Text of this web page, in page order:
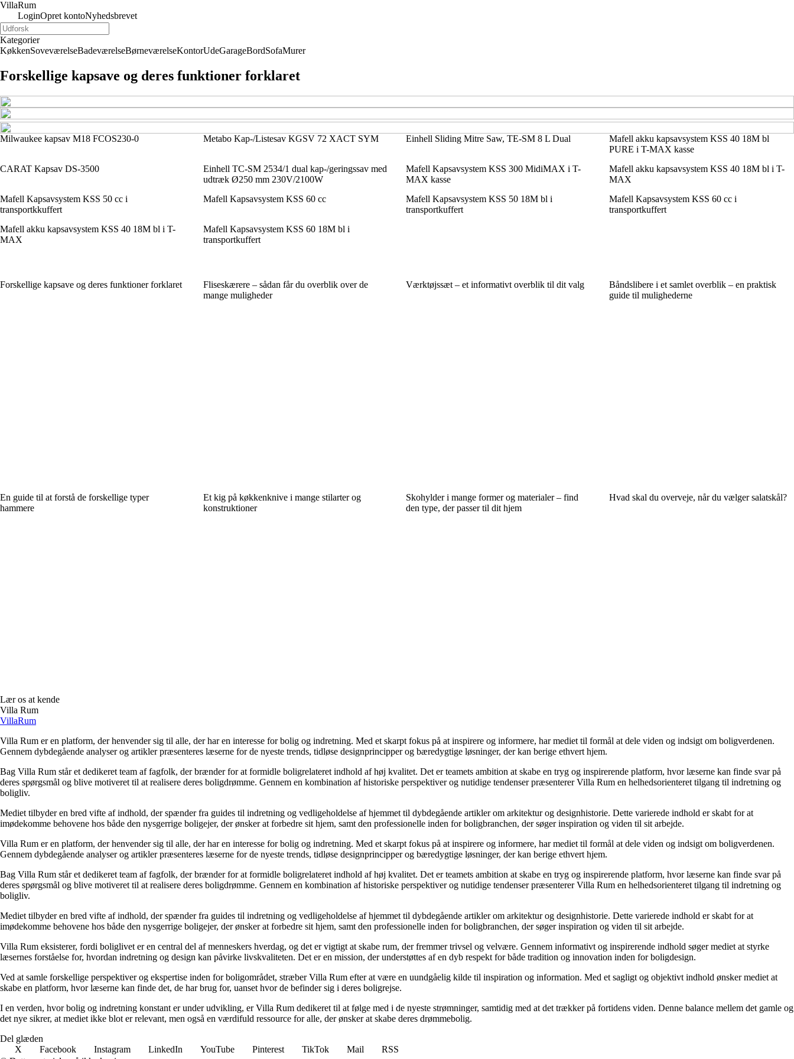
VillaRum
LoginOpret kontoNyhedsbrevet
Kategorier
KøkkenSoveværelseBadeværelseBørneværelseKontorUdeGarageBordSofaMurer
Forskellige kapsave og deres funktioner forklaret
Milwaukee kapsav M18 FCOS230-0 Metabo Kap-/Listesav KGSV 72 XACT SYM Einhell Sliding Mitre Saw, TE-SM 8 L Dual
Mafell akku kapsavsystem KSS 40 18M bl
PURE i T-MAX kasse
CARAT Kapsav DS-3500
Einhell TC-SM 2534/1 dual kap-/geringssav med
udtræk Ø250 mm 230V/2100W
Mafell Kapsavsystem KSS 300 MidiMAX i T-
MAX kasse
Mafell akku kapsavsystem KSS 40 18M bl i T-
MAX
Mafell Kapsavsystem KSS 50 cc i
transportkkuffert
Mafell Kapsavsystem KSS 60 cc
Mafell Kapsavsystem KSS 50 18M bl i
transportkuffert
Mafell Kapsavsystem KSS 60 cc i
transportkuffert
Mafell akku kapsavsystem KSS 40 18M bl i T-
MAX
Mafell Kapsavsystem KSS 60 18M bl i
transportkuffert
Forskellige kapsave og deres funktioner forklaret
Fliseskærere – sådan får du overblik over de
mange muligheder
Værktøjssæt – et informativt overblik til dit valg
Båndslibere i et samlet overblik – en praktisk
guide til mulighederne
En guide til at forstå de forskellige typer
hammere
Et kig på køkkenknive i mange stilarter og
konstruktioner
Skohylder i mange former og materialer – find
den type, der passer til dit hjem
Hvad skal du overveje, når du vælger salatskål?
Lær os at kende
Villa Rum
VillaRum
Villa Rum er en platform, der henvender sig til alle, der har en interesse for bolig og indretning. Med et skarpt fokus på at inspirere og informere, har mediet til formål at dele viden og indsigt om boligverdenen.
Gennem dybdegående analyser og artikler præsenteres læserne for de nyeste trends, tidløse designprincipper og bæredygtige løsninger, der kan berige ethvert hjem.
Bag Villa Rum står et dedikeret team af fagfolk, der brænder for at formidle boligrelateret indhold af høj kvalitet. Det er teamets ambition at skabe en tryg og inspirerende platform, hvor læserne kan finde svar på
deres spørgsmål og blive motiveret til at realisere deres boligdrømme. Gennem en kombination af historiske perspektiver og nutidige tendenser præsenterer Villa Rum en helhedsorienteret tilgang til indretning og
boligliv.
Mediet tilbyder en bred vifte af indhold, der spænder fra guides til indretning og vedligeholdelse af hjemmet til dybdegående artikler om arkitektur og designhistorie. Dette varierede indhold er skabt for at
imødekomme behovene hos både den nysgerrige boligejer, der ønsker at forbedre sit hjem, samt den professionelle inden for boligbranchen, der søger inspiration og viden til sit arbejde.
Villa Rum er en platform, der henvender sig til alle, der har en interesse for bolig og indretning. Med et skarpt fokus på at inspirere og informere, har mediet til formål at dele viden og indsigt om boligverdenen.
Gennem dybdegående analyser og artikler præsenteres læserne for de nyeste trends, tidløse designprincipper og bæredygtige løsninger, der kan berige ethvert hjem.
Bag Villa Rum står et dedikeret team af fagfolk, der brænder for at formidle boligrelateret indhold af høj kvalitet. Det er teamets ambition at skabe en tryg og inspirerende platform, hvor læserne kan finde svar på
deres spørgsmål og blive motiveret til at realisere deres boligdrømme. Gennem en kombination af historiske perspektiver og nutidige tendenser præsenterer Villa Rum en helhedsorienteret tilgang til indretning og
boligliv.
Mediet tilbyder en bred vifte af indhold, der spænder fra guides til indretning og vedligeholdelse af hjemmet til dybdegående artikler om arkitektur og designhistorie. Dette varierede indhold er skabt for at
imødekomme behovene hos både den nysgerrige boligejer, der ønsker at forbedre sit hjem, samt den professionelle inden for boligbranchen, der søger inspiration og viden til sit arbejde.
Villa Rum eksisterer, fordi boliglivet er en central del af menneskers hverdag, og det er vigtigt at skabe rum, der fremmer trivsel og velvære. Gennem informativt og inspirerende indhold søger mediet at styrke
læsernes forståelse for, hvordan indretning og design kan påvirke livskvaliteten. Det er en mission, der understøttes af en dyb respekt for både tradition og innovation inden for boligdesign.
Ved at samle forskellige perspektiver og ekspertise inden for boligområdet, stræber Villa Rum efter at være en uundgåelig kilde til inspiration og information. Med et sagligt og objektivt indhold ønsker mediet at
skabe en platform, hvor læserne kan finde det, de har brug for, uanset hvor de befinder sig i deres boligrejse.
I en verden, hvor bolig og indretning konstant er under udvikling, er Villa Rum dedikeret til at følge med i de nyeste strømninger, samtidig med at det trækker på fortidens viden. Denne balance mellem det gamle og
det nye sikrer, at mediet ikke blot er relevant, men også en værdifuld ressource for alle, der ønsker at skabe deres drømmebolig.
Del glæden
X
Facebook Instagram LinkedIn YouTube Pinterest TikTok Mail
RSS